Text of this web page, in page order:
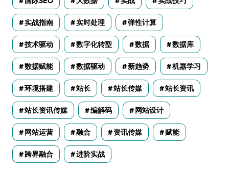
实战指南 实时处理 弹性计算
技术驱动 数字化转型 数据 数据库
数据赋能 数据驱动 新趋势 机器学习
环境搭建 站长 站长传媒 站长资讯
站长资讯传媒 编解码 网站设计
网站运营 融合 资讯传媒 赋能
跨界融合 进阶实战